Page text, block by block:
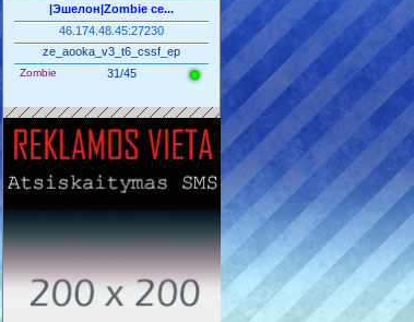
|Эшелон|Zombie се...
46.174.48.45:27230
ze_aooka_v3_t6_cssf_ep
Zombie 31/45